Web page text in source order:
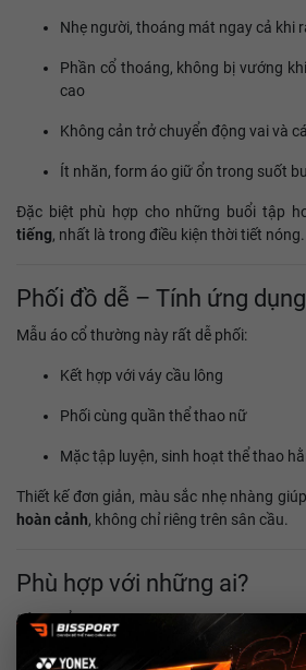
Nhẹ người, thoáng mát ngay cả khi
Phần cổ thoáng, không bị vướng
cao
Không cản trở chuyển động vai và
Ít nhăn, form áo giữ ổn trong suốt
Đặc biệt phù hợp cho những buổi tập
tiếng, nhất là trong điều kiện thời tiết nóng.
Phối đồ dễ – Tính ứng
Mẫu áo cổ thường này rất dễ phối:
Kết hợp với váy cầu lông
Phối cùng quần thể thao nữ
Mặc tập luyện, sinh hoạt thể thao
Thiết kế đơn giản, màu sắc nhẹ nhàng
hoàn cảnh, không chỉ riêng trên sân cầu.
Phù hợp với những ai?
Sản phẩm phù hợp cho:
Nữ chơi cầu lông phong trào